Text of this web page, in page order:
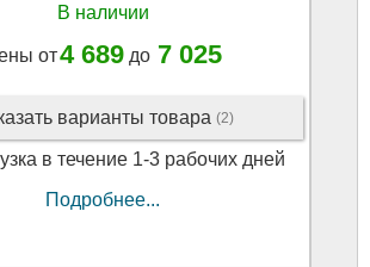
В наличии
от4 689 до 7 025
варианты товара (2)
в течение 1-3 рабочих дней
Подробнее...